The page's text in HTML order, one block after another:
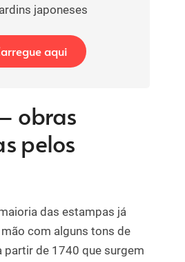
japoneses
aqui
obras
pelos
das estampas já
com alguns tons de
partir de 1740 que surgem